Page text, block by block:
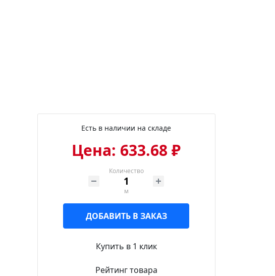
Есть в наличии на складе
Цена: 633.68 ₽
Количество
м
ДОБАВИТЬ В ЗАКАЗ
Купить в 1 клик
Рейтинг товара